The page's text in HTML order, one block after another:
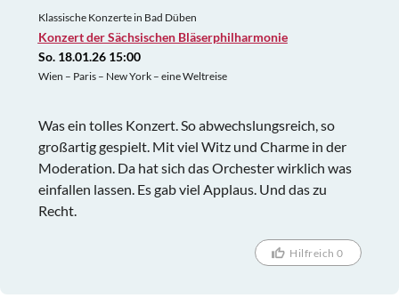
Klassische Konzerte in Bad Düben
Konzert der Sächsischen Bläserphilharmonie
So. 18.01.26 15:00
Wien – Paris – New York – eine Weltreise
Was ein tolles Konzert. So abwechslungsreich, so
großartig gespielt. Mit viel Witz und Charme in der
Moderation. Da hat sich das Orchester wirklich was
einfallen lassen. Es gab viel Applaus. Und das zu
Recht.
Hilfreich 0